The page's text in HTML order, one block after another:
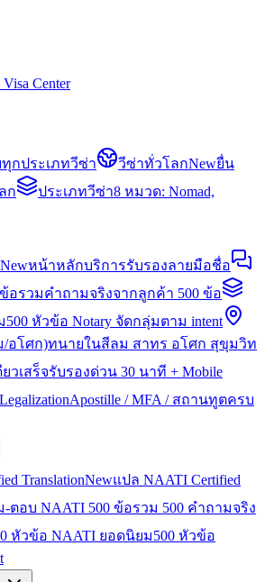
Center
กประเภทวีซ่า วีซ่าทั่วโลกNewยื่น
ก
ประเภทวีซ่า8 หมวด: Nomad,
Newหน้าหลักบริการรับรองลายมือชื่อ
อรวมคำถามจริงจากลูกค้า 500 ข้อ
500 หัวข้อ Notary จัดกลุ่มตาม intent
/อโศก)ทนายในสีลม สาทร อโศก สุขุมวิท
วเสร็จรับรองด่วน 30 นาที + Mobile
Apostille / MFA / สถานทูตครบ
TranslationNewแปล NAATI Certified
-ตอบ NAATI 500 ข้อรวม 500 คำถามจริง
หัวข้อ NAATI ยอดนิยม500 หัวข้อ